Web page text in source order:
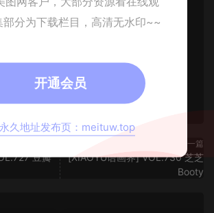
豆瓣
下一篇
[XIAOYU语画界] VOL.730 芝芝
Booty
部分为下载栏目，高清无水印~~
开通会员
久地址发布页：meituw.top